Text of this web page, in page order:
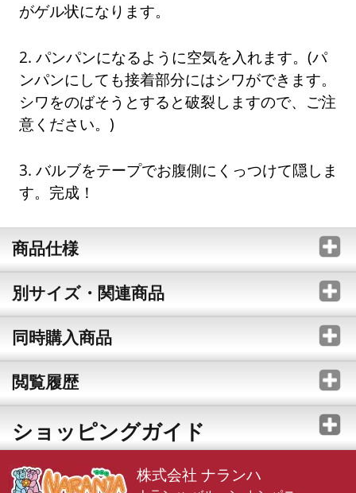
がゲル状になります。
2. パンパンになるように空気を入れます。(パ
ンパンにしても接着部分にはシワができます。
シワをのばそうとすると破裂しますので、ご注
意ください。)
3. バルブをテープでお腹側にくっつけて隠しま
す。完成！
商品仕様
別サイズ・関連商品
同時購入商品
閲覧履歴
ショッピングガイド
株式会社 ナランハ